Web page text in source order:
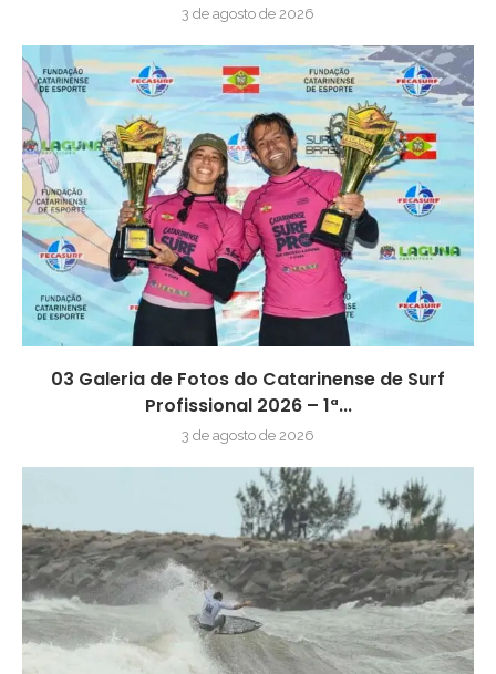
3 de agosto de 2026
03 Galeria de Fotos do Catarinense de Surf
Profissional 2026 – 1ª...
3 de agosto de 2026